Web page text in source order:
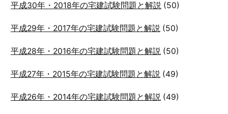
平成30年・2018年の宅建試験問題と解説(50)
平成29年・2017年の宅建試験問題と解説(50)
平成28年・2016年の宅建試験問題と解説(50)
平成27年・2015年の宅建試験問題と解説(49)
平成26年・2014年の宅建試験問題と解説(49)